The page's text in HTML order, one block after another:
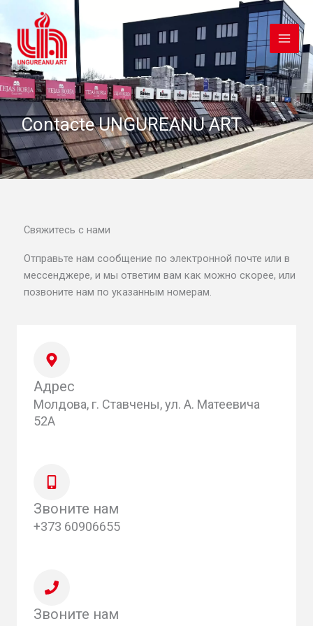
содержимому
Contacte UNGUREANU ART
Свяжитесь с нами
Отправьте нам сообщение по электронной почте или в
мессенджере, и мы ответим вам как можно скорее, или
позвоните нам по указанным номерам.
Адрес
Молдова, г. Ставчены, ул. А. Матеевича
52А
Звоните нам
+373 60906655
Звоните нам